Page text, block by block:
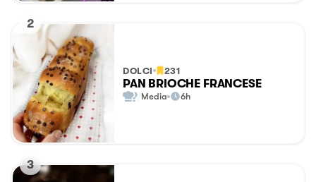
2
DOLCI 231
PAN BRIOCHE FRANCESE
Media 6h
3